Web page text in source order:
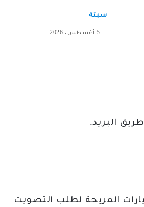
سبتة
5 أغسطس، 2026
البريد.
المريحة لطلب التصويت